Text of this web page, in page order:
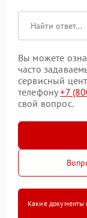
Вы можете
часто
сервисный
телефону+7
свой вопрос.
Какие документы